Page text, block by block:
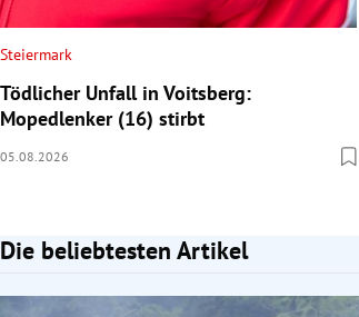
Steiermark
Tödlicher Unfall in Voitsberg:
Mopedlenker (16) stirbt
05.08.2026
Die beliebtesten Artikel
Slide 1 von 7